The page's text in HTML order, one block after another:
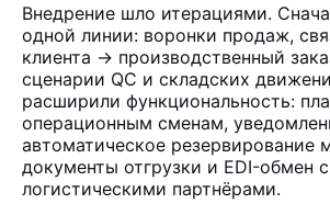
Внедрение шло итерациями.
одной линии: воронки продаж,
клиента → производственный
сценарии QC и складских
расширили функциональность:
операционным сменам,
автоматическое резервирование
документы отгрузки и EDI-обмен с
логистическими партнёрами.